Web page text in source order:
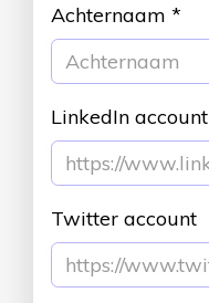
Achternaam *
LinkedIn account
Twitter account